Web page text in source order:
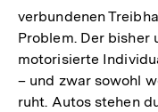
verbundenen
Problem. Der bisher
motorisierte
– und zwar sowohl
ruht. Autos stehen